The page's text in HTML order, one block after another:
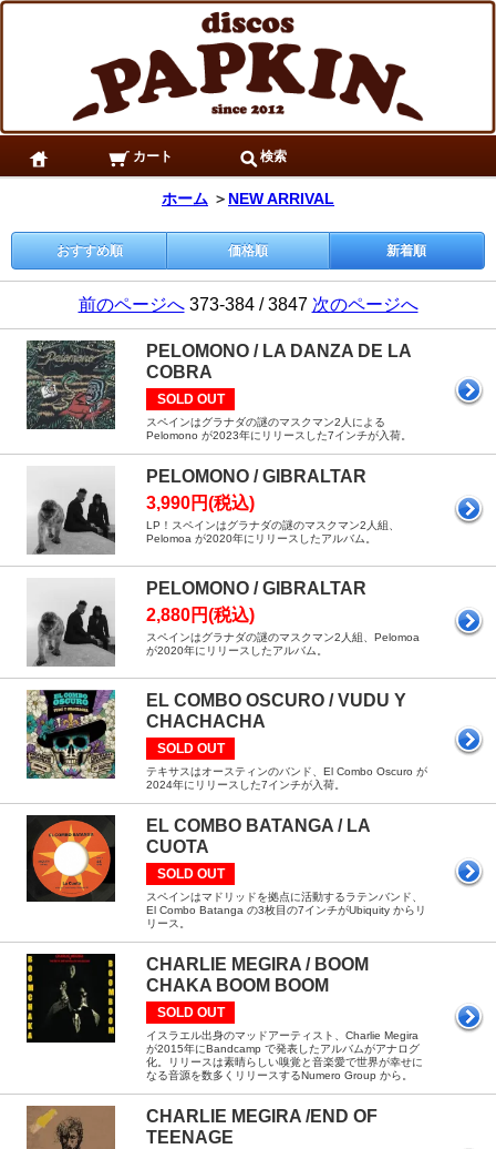
カート 検索
ホーム ＞ NEW ARRIVAL
おすすめ順 価格順 新着順
前のページへ373-384 / 3847 次のページへ
PELOMONO / LA DANZA DE LA
COBRA
SOLD OUT
スペインはグラナダの謎のマスクマン2人による
Pelomono が2023年にリリースした7インチが入荷。
PELOMONO / GIBRALTAR
3,990円(税込)
LP！スペインはグラナダの謎のマスクマン2人組、
Pelomoa が2020年にリリースしたアルバム。
PELOMONO / GIBRALTAR
2,880円(税込)
スペインはグラナダの謎のマスクマン2人組、Pelomoa
が2020年にリリースしたアルバム。
EL COMBO OSCURO / VUDU Y
CHACHACHA
SOLD OUT
テキサスはオースティンのバンド、El Combo Oscuro が
2024年にリリースした7インチが入荷。
EL COMBO BATANGA / LA
CUOTA
SOLD OUT
スペインはマドリッドを拠点に活動するラテンバンド、
El Combo Batanga の3枚目の7インチがUbiquity からリ
リース。
CHARLIE MEGIRA / BOOM
CHAKA BOOM BOOM
SOLD OUT
イスラエル出身のマッドアーティスト、Charlie Megira
が2015年にBandcamp で発表したアルバムがアナログ
化。リリースは素晴らしい嗅覚と音楽愛で世界が幸せに
なる音源を数多くリリースするNumero Group から。
CHARLIE MEGIRA /END OF
TEENAGE